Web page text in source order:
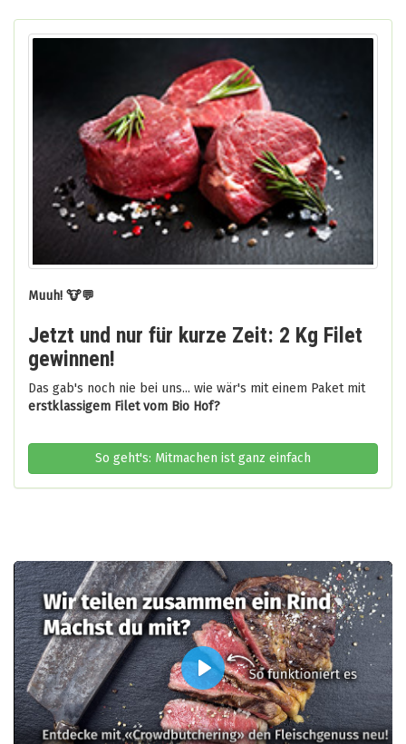
Muuh! 🐮💬
Jetzt und nur für kurze Zeit: 2 Kg Filet
gewinnen!
Das gab's noch nie bei uns... wie wär's mit einem Paket mit
erstklassigem Filet vom Bio Hof?
So geht's: Mitmachen ist ganz einfach
Play